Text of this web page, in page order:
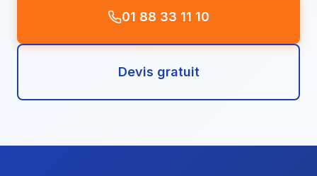
01 88 33 11 10
Devis gratuit